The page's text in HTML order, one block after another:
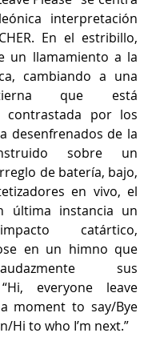
interpretación
En el estribillo,
un llamamiento a la
cambiando a una
que está
contrastada por los
desenfrenados de la
sobre un
de batería, bajo,
en vivo, el
última instancia un
catártico,
en un himno que
sus
everyone leave
moment to say/Bye
Hi to who I’m next.”